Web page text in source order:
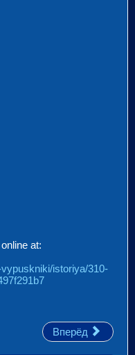
at:
istoriya/310-
Вперёд